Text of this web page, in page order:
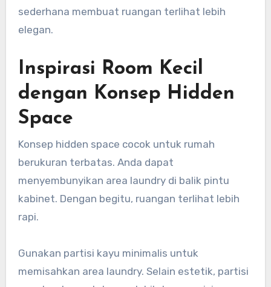
sederhana membuat ruangan terlihat lebih
elegan.
Inspirasi Room Kecil
dengan Konsep Hidden
Space
Konsep hidden space cocok untuk rumah
berukuran terbatas. Anda dapat
menyembunyikan area laundry di balik pintu
kabinet. Dengan begitu, ruangan terlihat lebih
rapi.
Gunakan partisi kayu minimalis untuk
memisahkan area laundry. Selain estetik, partisi